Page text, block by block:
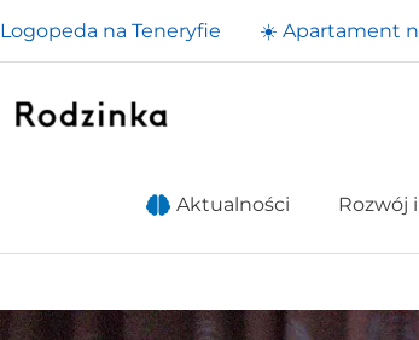
Logopeda na Teneryfie ☀️ Apartament
Aktualności Rozwój